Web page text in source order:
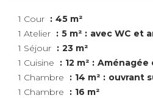
1 Cour
45 m²
1 Atelier
5 m²
avec WC et
1 Séjour
23 m²
1 Cuisine
12 m²
Aménagée
1 Chambre
14 m²
ouvrant
1 Chambre
16 m²